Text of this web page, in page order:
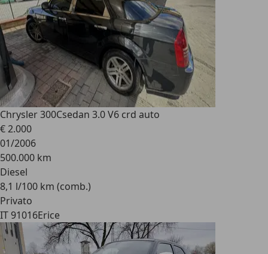
Chrysler 300Csedan 3.0 V6 crd auto
€ 2.000
01/2006
500.000 km
Diesel
8,1 l/100 km (comb.)
Privato
IT 91016Erice